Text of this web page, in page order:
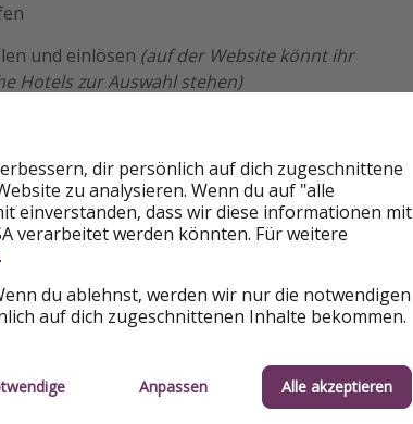
und einlösen (auf der Website könnt ihr
Hotels zur Auswahl stehen)
ihr den Gutschein bis zum31.03.2025nicht
nutzen und eines der anderen
dir persönlich auf dich zugeschnittene
zu analysieren. Wenn du auf "alle
einverstanden, dass wir diese informationen mit
verarbeitet werden könnten. Für weitere
.
du ablehnst, werden wir nur die notwendigen
auf dich zugeschnittenen Inhalte bekommen.
Anpassen Alle akzeptieren